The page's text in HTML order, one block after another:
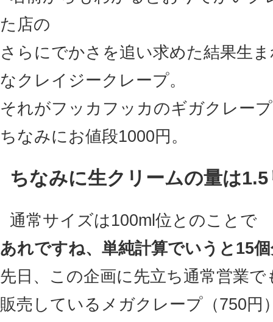
た店の
さらにでかさを追い求めた結果生
なクレイジークレープ。
それがフッカフッカのギガクレー
ちなみにお値段1000円。
ちなみに生クリームの量は
通常サイズは100ml位とのことで
あれですね、単純計算でいうと15
先日、この企画に先立ち通常営業で
販売しているメガクレープ（750円